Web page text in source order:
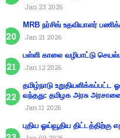
Jan 23 2026
MRB நர்சிங் உதவியாளர்
Jan 21 2026
பள்ளி காலை வழிபாட்டு
Jan 12 2026
தமிழ்நாடு உறுதியளிக்கப்பட்ட
வந்தது: தமிழக அரசு
Jan 11 2026
புதிய ஓய்வூதிய